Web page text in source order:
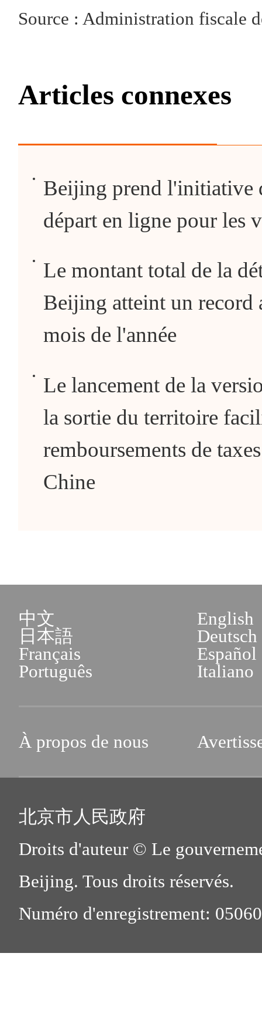
Source : Administration fiscale
Articles connexes
Beijing prend l'initiative
départ en ligne pour les
Le montant total de la
Beijing atteint un record
mois de l'année
Le lancement de la
la sortie du territoire
remboursements de
Chine
中文
English
日本語
Deutsch
Français
Español
Português
Italiano
À propos de nous
北京市人民政府
Droits d'auteur © Le
Beijing. Tous droits réservés.
Numéro d'enregistrement: